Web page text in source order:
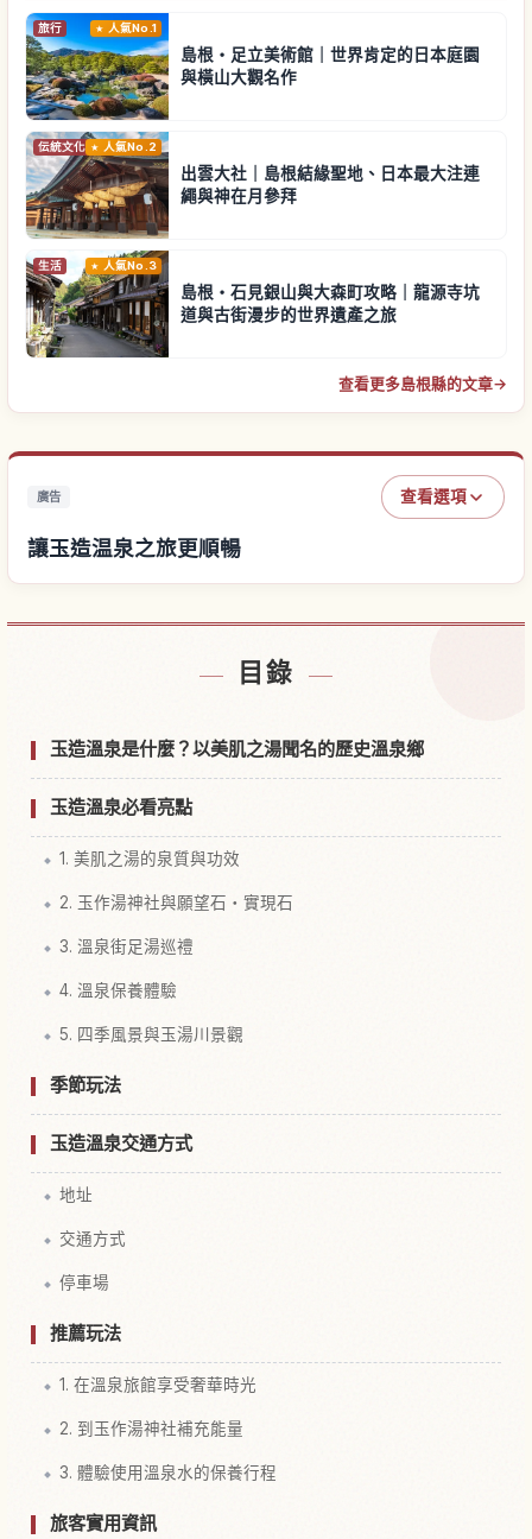
旅行 人氣No.1
島根・足立美術館｜世界肯定的日本庭園
與橫山大觀名作
伝統文化 人氣No.2
出雲大社｜島根結緣聖地、日本最大注連
繩與神在月參拜
生活 人氣No.3
島根・石見銀山與大森町攻略｜龍源寺坑
道與古街漫步的世界遺產之旅
查看更多島根縣的文章→
廣告 查看選項
讓玉造温泉之旅更順暢
目錄
玉造溫泉是什麼？以美肌之湯聞名的歷史溫泉鄉
玉造溫泉必看亮點
1. 美肌之湯的泉質與功效
2. 玉作湯神社與願望石・實現石
3. 溫泉街足湯巡禮
4. 溫泉保養體驗
5. 四季風景與玉湯川景觀
季節玩法
玉造溫泉交通方式
地址
交通方式
停車場
推薦玩法
1. 在溫泉旅館享受奢華時光
2. 到玉作湯神社補充能量
3. 體驗使用溫泉水的保養行程
旅客實用資訊